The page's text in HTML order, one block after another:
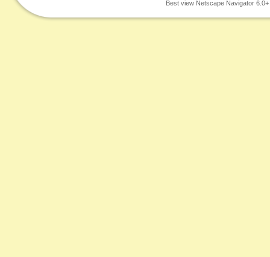
Best view Netscape Navigator